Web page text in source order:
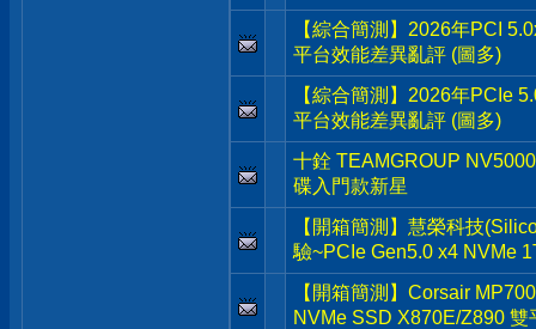
【綜合簡測】2026年PCI
平台效能差異亂評 (圖多)
【綜合簡測】2026年PCIe
平台效能差異亂評 (圖多)
十銓 TEAMGROUP
碟入門款新星
【開箱簡測】慧榮科技
驗~PCIe Gen5.0 x4 NVMe
【開箱簡測】Corsair
NVMe SSD X870E/Z890 雙